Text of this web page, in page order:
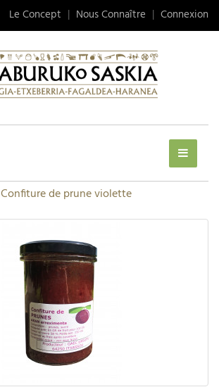
Le Concept Nous Connaître Connexion
Confiture de prune violette